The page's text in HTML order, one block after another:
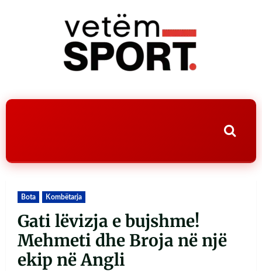
Bota Kombëtarja
Gati lëvizja e bujshme!
Mehmeti dhe Broja në një
ekip në Angli